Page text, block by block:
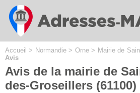
Accueil > Normandie> Orne> Mairie de
Avis
Avis de la mairie de
des-Groseillers (61100)
Cookies management panel